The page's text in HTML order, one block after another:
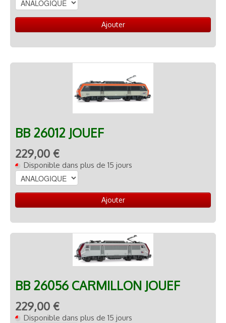
Ajouter
BB 26012 JOUEF
229,00 €
Disponible dans plus de 15 jours
Ajouter
BB 26056 CARMILLON JOUEF
229,00 €
Disponible dans plus de 15 jours